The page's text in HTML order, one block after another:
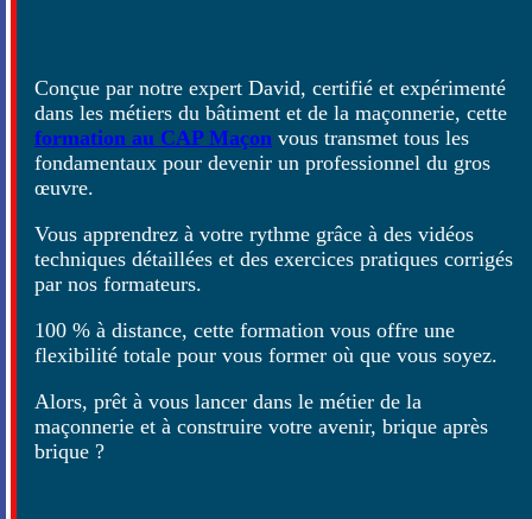
Conçue par notre expert David, certifié et expérimenté
dans les métiers du bâtiment et de la maçonnerie, cette
formation au CAP Maçonvous transmet tous les
fondamentaux pour devenir un professionnel du gros
œuvre.
Vous apprendrez à votre rythme grâce à des vidéos
techniques détaillées et des exercices pratiques corrigés
par nos formateurs.
100 % à distance, cette formation vous offre une
flexibilité totale pour vous former où que vous soyez.
Alors, prêt à vous lancer dans le métier de la
maçonnerie et à construire votre avenir, brique après
brique ?